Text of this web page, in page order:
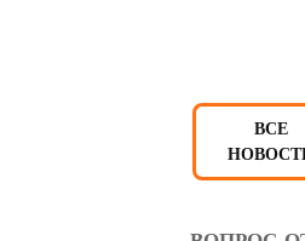
ВСЕ